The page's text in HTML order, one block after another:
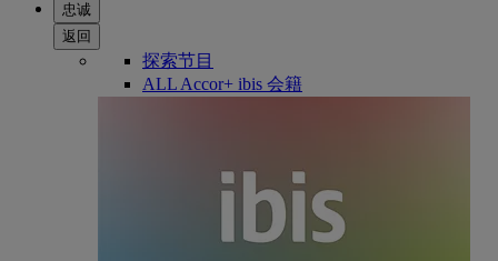
忠诚
返回
探索节目
ALL Accor+ ibis 会籍